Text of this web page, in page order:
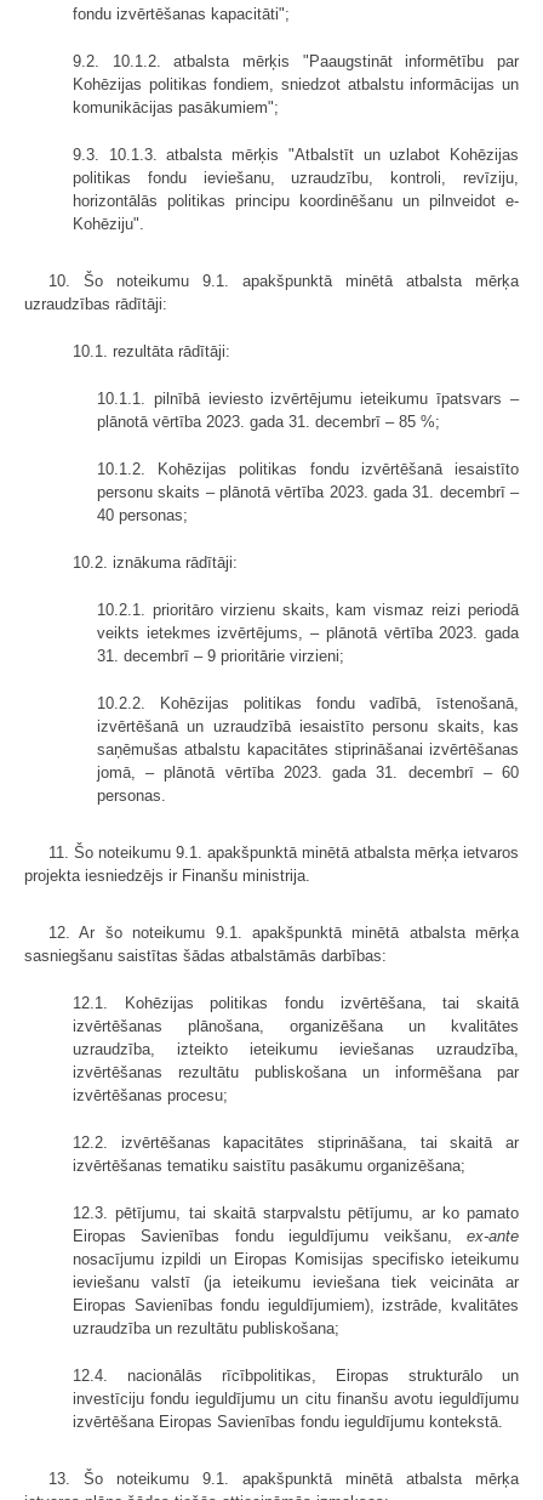
fondu izvērtēšanas kapacitāti";
9.2. 10.1.2. atbalsta mērķis "Paaugstināt informētību par
Kohēzijas politikas fondiem, sniedzot atbalstu informācijas un
komunikācijas pasākumiem";
9.3. 10.1.3. atbalsta mērķis "Atbalstīt un uzlabot Kohēzijas
politikas fondu ieviešanu, uzraudzību, kontroli, revīziju,
horizontālās politikas principu koordinēšanu un pilnveidot e-
Kohēziju".
10. Šo noteikumu 9.1. apakšpunktā minētā atbalsta mērķa
uzraudzības rādītāji:
10.1. rezultāta rādītāji:
10.1.1. pilnībā ieviesto izvērtējumu ieteikumu īpatsvars –
plānotā vērtība 2023. gada 31. decembrī – 85 %;
10.1.2. Kohēzijas politikas fondu izvērtēšanā iesaistīto
personu skaits – plānotā vērtība 2023. gada 31. decembrī –
40 personas;
10.2. iznākuma rādītāji:
10.2.1. prioritāro virzienu skaits, kam vismaz reizi periodā
veikts ietekmes izvērtējums, – plānotā vērtība 2023. gada
31. decembrī – 9 prioritārie virzieni;
10.2.2. Kohēzijas politikas fondu vadībā, īstenošanā,
izvērtēšanā un uzraudzībā iesaistīto personu skaits, kas
saņēmušas atbalstu kapacitātes stiprināšanai izvērtēšanas
jomā, – plānotā vērtība 2023. gada 31. decembrī – 60
personas.
11. Šo noteikumu 9.1. apakšpunktā minētā atbalsta mērķa ietvaros
projekta iesniedzējs ir Finanšu ministrija.
12. Ar šo noteikumu 9.1. apakšpunktā minētā atbalsta mērķa
sasniegšanu saistītas šādas atbalstāmās darbības:
12.1. Kohēzijas politikas fondu izvērtēšana, tai skaitā
izvērtēšanas plānošana, organizēšana un kvalitātes
uzraudzība, izteikto ieteikumu ieviešanas uzraudzība,
izvērtēšanas rezultātu publiskošana un informēšana par
izvērtēšanas procesu;
12.2. izvērtēšanas kapacitātes stiprināšana, tai skaitā ar
izvērtēšanas tematiku saistītu pasākumu organizēšana;
12.3. pētījumu, tai skaitā starpvalstu pētījumu, ar ko pamato
Eiropas Savienības fondu ieguldījumu veikšanu, ex-ante
nosacījumu izpildi un Eiropas Komisijas specifisko ieteikumu
ieviešanu valstī (ja ieteikumu ieviešana tiek veicināta ar
Eiropas Savienības fondu ieguldījumiem), izstrāde, kvalitātes
uzraudzība un rezultātu publiskošana;
12.4. nacionālās rīcībpolitikas, Eiropas strukturālo un
investīciju fondu ieguldījumu un citu finanšu avotu ieguldījumu
izvērtēšana Eiropas Savienības fondu ieguldījumu kontekstā.
13. Šo noteikumu 9.1. apakšpunktā minētā atbalsta mērķa